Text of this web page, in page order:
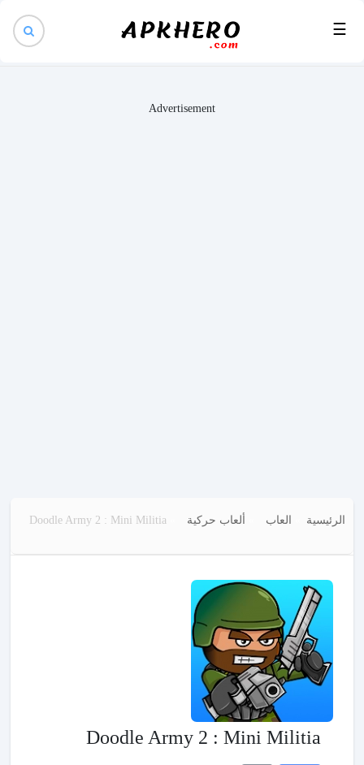
×
☰
Advertisement
الرئيسية العاب ألعاب حركية Doodle Army 2 : Mini Militia
Doodle Army 2 : Mini Militia